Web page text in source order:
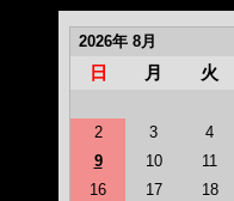
2026年 8月
日 月 火
2
3 4
9
10 11
16
17 18